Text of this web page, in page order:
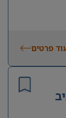
פרטים